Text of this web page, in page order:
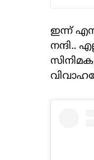
ഇന്ന്
നന്ദി..